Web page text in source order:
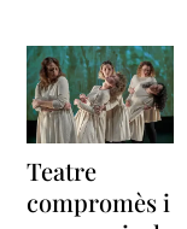
Teatre
compromès i